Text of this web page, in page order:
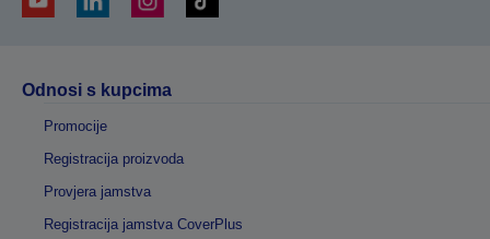
Odnosi s kupcima
Promocije
Registracija proizvoda
Provjera jamstva
Registracija jamstva CoverPlus